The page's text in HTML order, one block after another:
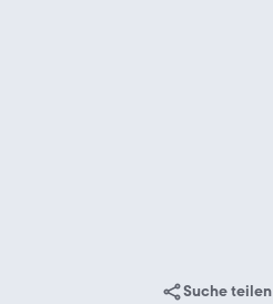
Suche teilen